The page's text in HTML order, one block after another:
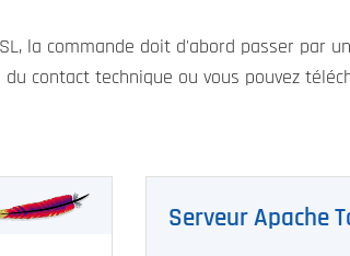
la commande doit d'abord passer par
contact technique ou vous pouvez
Serveur Apache